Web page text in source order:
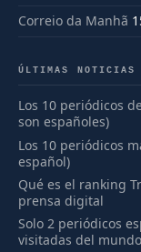
Correio da Manhã
ÚLTIMAS NOTICIAS
Los 10 periódicos
son españoles)
Los 10 periódicos
español)
Qué es el ranking
prensa digital
Solo 2 periódicos
visitadas del mundo